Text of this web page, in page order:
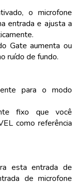
o microfone
entrada e ajusta a
Gate aumenta ou
ruído de fundo.
para o modo
fixo que você
como referência
esta entrada de
de microfone